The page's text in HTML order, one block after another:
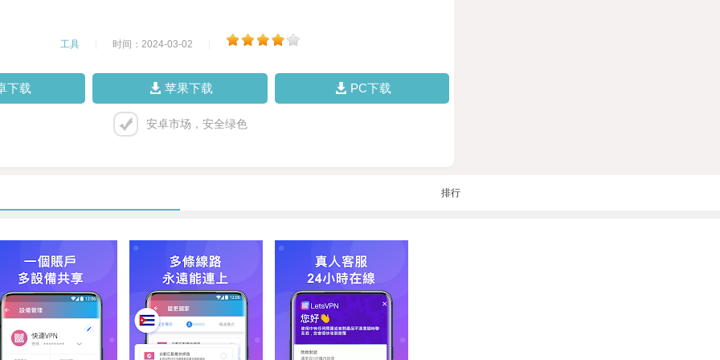
工具 时间：2024-03-02
下载 苹果下载 PC下载
安卓市场，安全绿色
排行